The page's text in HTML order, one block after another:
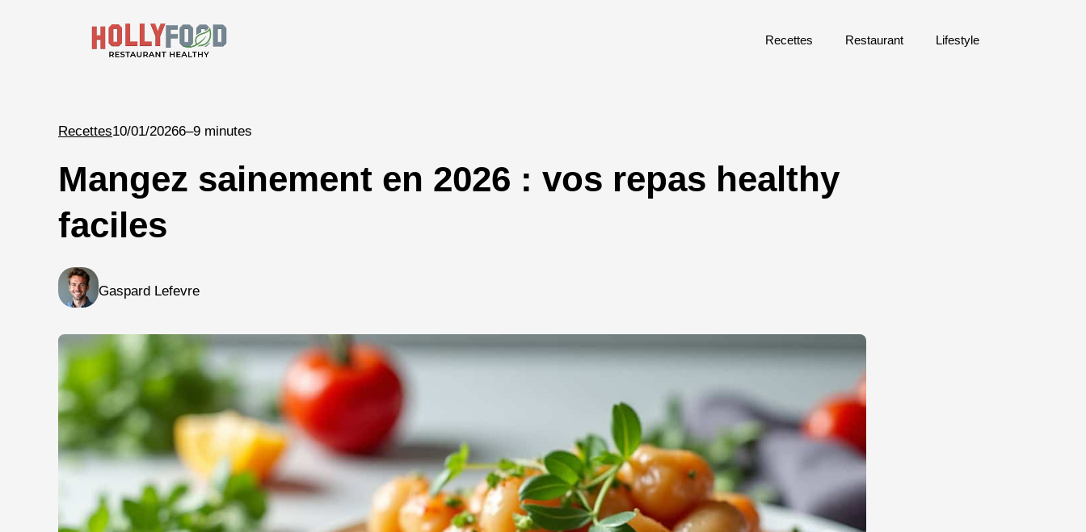
Recettes Restaurant Lifestyle
Recettes10/01/20266–9 minutes
Mangez sainement en 2026 : vos repas healthy
faciles
Gaspard Lefevre